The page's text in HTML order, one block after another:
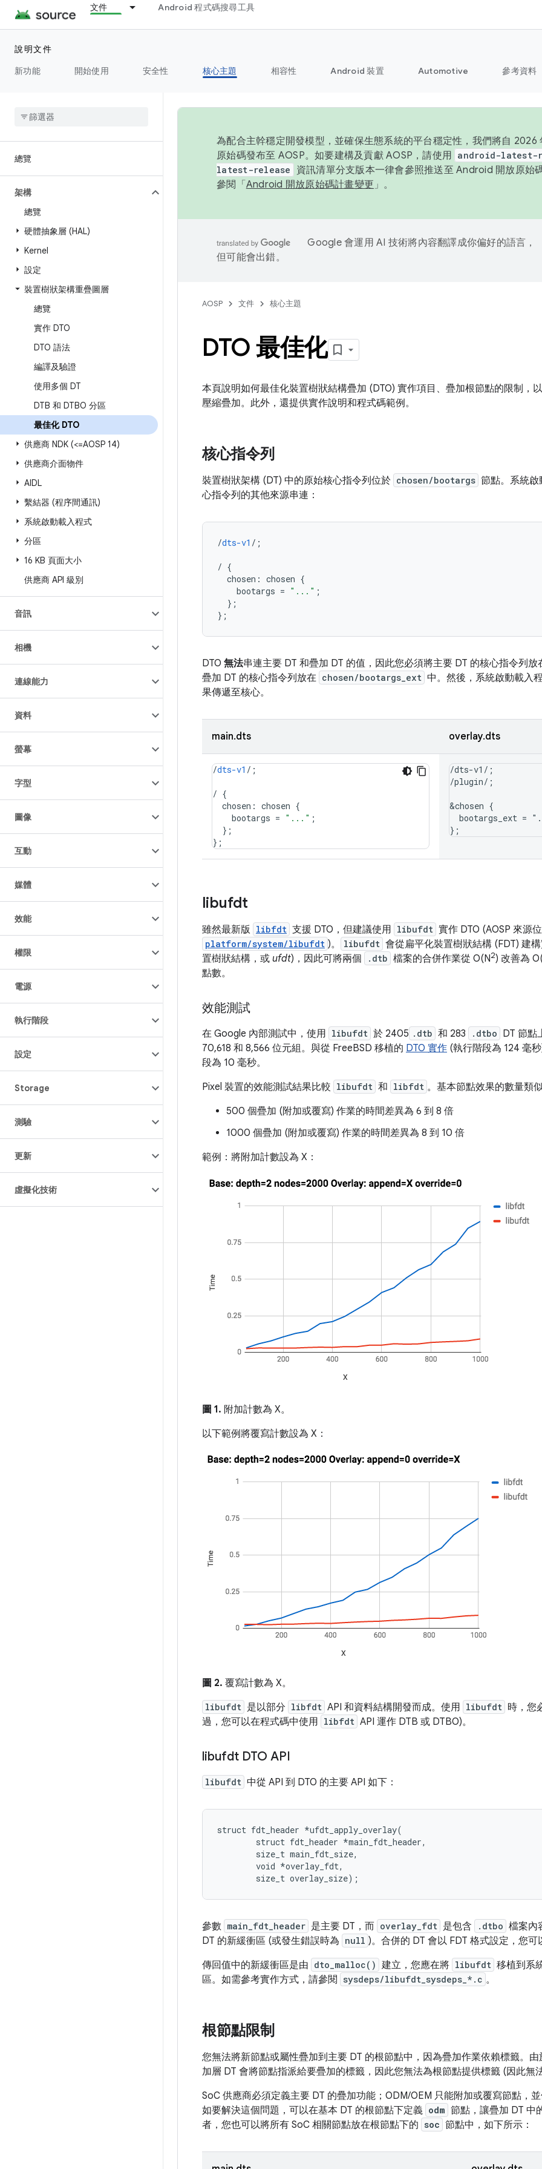
文件 Android 程式碼搜尋工具
說明文件
新功能
開始使用 安全性 核心主題 相容性 Android 裝置 Automotive 參考資料
總覽
架構
總覽
硬體抽象層 (HAL)
Kernel
設定
裝置樹狀架構重疊圖層
總覽
實作 DTO
DTO 語法
編譯及驗證
使用多個 DT
DTB 和 DTBO 分區
最佳化 DTO
供應商 NDK (<=AOSP 14)
供應商介面物件
AIDL
繫結器 (程序間通訊)
系統啟動載入程式
分區
16 KB 頁面大小
供應商 API 級別
音訊
相機
連線能力
資料
螢幕
字型
圖像
互動
媒體
效能
權限
電源
執行階段
設定
Storage
測驗
更新
虛擬化技術
為配合主幹穩定開發模型，並確保生態系統的平台穩定性，我們將自 2026
原始碼發布至 AOSP。如要建構及貢獻 AOSP，請使用 android-latest-
latest-release
資訊清單分支版本一律會參照推送至 Android 開放原始
參閱「 Android 開放原始碼計畫變更 」。
Google 會運用 AI 技術將內容翻譯成你偏好的語言，
但可能會出錯。
AOSP 文件 核心主題
DTO 最佳化
本頁說明如何最佳化裝置樹狀結構疊加 (DTO) 實作項目、疊加根節點的限制，
壓縮疊加。此外，還提供實作說明和程式碼範例。
核心指令列
裝置樹狀架構 (DT) 中的原始核心指令列位於 chosen/bootargs 節點。系統
心指令列的其他來源串連：
/dts-v1 /;
/ {
chosen : chosen {
bootargs = "..." ;
} ;
} ;
DTO 無法串連主要 DT 和疊加 DT 的值，因此您必須將主要 DT 的核心指令列放
疊加 DT 的核心指令列放在 chosen/bootargs_ext 中。然後，系統啟動載入
果傳遞至核心。
main.dts overlay.dts
/dts-v1 /;
/ {
chosen : chosen {
bootargs = "..." ;
} ;
} ;
/dts-v1/;
/plugin/;
&chosen {
bootargs_ext =
};
libufdt
雖然最新版 libfdt 支援 DTO，但建議使用 libufdt 實作 DTO (AOSP 來源
platform/system/libufdt )。 libufdt 會從扁平化裝置樹狀結構 (FDT) 建
置樹狀結構，或 ufdt)，因此可將兩個 .dtb 檔案的合併作業從 O(N2) 改善為
點數。
效能測試
在 Google 內部測試中，使用 libufdt 於 2405 .dtb 和 283 .dtbo DT 節點
70,618 和 8,566 位元組。與從 FreeBSD 移植的 DTO 實作 (執行階段為 124 毫秒
段為 10 毫秒。
Pixel 裝置的效能測試結果比較 libufdt 和 libfdt 。基本節點效果的數量類
500 個疊加 (附加或覆寫) 作業的時間差異為 6 到 8 倍
1000 個疊加 (附加或覆寫) 作業的時間差異為 8 到 10 倍
範例：將附加計數設為 X：
圖 1. 附加計數為 X。
以下範例將覆寫計數設為 X：
圖 2. 覆寫計數為 X。
libufdt 是以部分 libfdt API 和資料結構開發而成。使用 libufdt 時，您
過，您可以在程式碼中使用 libfdt API 運作 DTB 或 DTBO)。
libufdt DTO API
libufdt 中從 API 到 DTO 的主要 API 如下：
struct fdt_header *ufdt_apply_overlay(
        struct fdt_header *main_fdt_header,
        size_t main_fdt_size,
        void *overlay_fdt,
        size_t overlay_size);
參數 main_fdt_header 是主要 DT，而 overlay_fdt 是包含 .dtbo 檔案內
DT 的新緩衝區 (或發生錯誤時為 null )。合併的 DT 會以 FDT 格式設定，您可
傳回值中的新緩衝區是由 dto_malloc() 建立，您應在將 libufdt 移植到系
區。如需參考實作方式，請參閱
sysdeps/libufdt_sysdeps_*.c 。
根節點限制
您無法將新節點或屬性疊加到主要 DT 的根節點中，因為疊加作業依賴標籤。
加層 DT 會將節點指派給要疊加的標籤，因此您無法為根節點提供標籤 (因此無
SoC 供應商必須定義主要 DT 的疊加功能；ODM/OEM 只能附加或覆寫節點，並
如要解決這個問題，可以在基本 DT 的根節點下定義 odm 節點，讓疊加 DT 中
者，您也可以將所有 SoC 相關節點放在根節點下的 soc 節點中，如下所示：